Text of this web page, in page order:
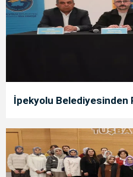
İpekyolu Belediyesinden